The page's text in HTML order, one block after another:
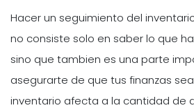
Hacer un seguimiento del
no consiste solo en saber lo que
sino que tambien es una parte
asegurarte de que tus finanzas
inventario afecta a la cantidad de